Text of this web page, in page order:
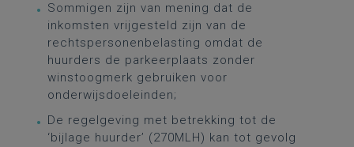
Sommigen zijn van mening dat de
inkomsten vrijgesteld zijn van de
rechtspersonenbelasting omdat de
huurders de parkeerplaats zonder
winstoogmerk gebruiken voor
onderwijsdoeleinden;
De regelgeving met betrekking tot de
‘bijlage huurder’ (270MLH) kan tot gevolg